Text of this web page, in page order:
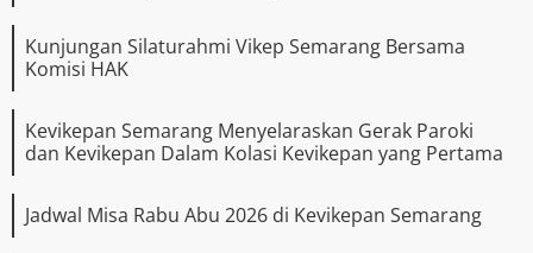
Kunjungan Silaturahmi Vikep Semarang Bersama
Komisi HAK
Kevikepan Semarang Menyelaraskan Gerak Paroki
dan Kevikepan Dalam Kolasi Kevikepan yang Pertama
Jadwal Misa Rabu Abu 2026 di Kevikepan Semarang